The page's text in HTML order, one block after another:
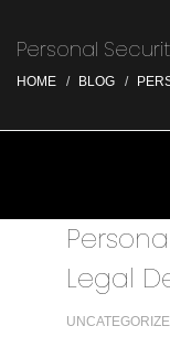
Personal
HOME BLOG
Legal